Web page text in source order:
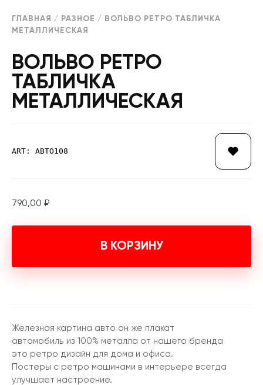
ГЛАВНАЯ / РАЗНОЕ / ВОЛЬВО РЕТРО ТАБЛИЧКА
МЕТАЛЛИЧЕСКАЯ
ВОЛЬВО РЕТРО
ТАБЛИЧКА
МЕТАЛЛИЧЕСКАЯ
ART: АВТО108
790,00 ₽
В КОРЗИНУ
Железная картина авто он же плакат
автомобиль из 100% металла от нашего бренда
это ретро дизайн для дома и офиса.
Постеры с ретро машинами в интерьере всегда
улучшает настроение.